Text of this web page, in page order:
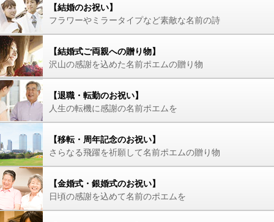
【結婚のお祝い】
フラワーやミラータイプなど素敵な名前の詩
【結婚式ご両親への贈り物】
沢山の感謝を込めた名前ポエムの贈り物
【退職・転勤のお祝い】
人生の転機に感謝の名前ポエムを
【移転・周年記念のお祝い】
さらなる飛躍を祈願して名前ポエムの贈り物
【金婚式・銀婚式のお祝い】
日頃の感謝を込めて名前のポエムを